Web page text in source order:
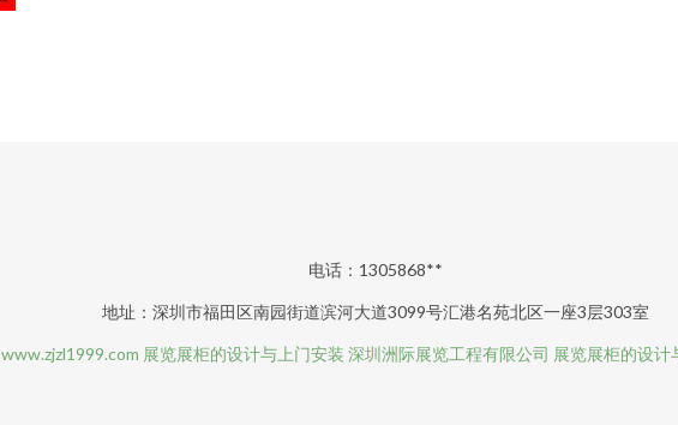
电话：1305868**
地址：深圳市福田区南园街道滨河大道3099号汇港名苑北区一座3层303室
www.zjzl1999.com 展览展柜的设计与上门安装 深圳洲际展览工程有限公司 展览展柜的设计